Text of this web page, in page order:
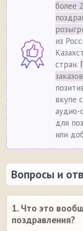
более
из
стран.
вкупе
аудио-
для
или
Вопросы и
1. Что это
поздравления?